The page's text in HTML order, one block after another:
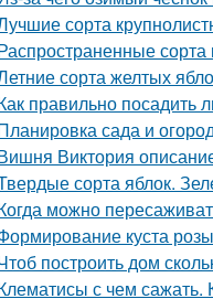
сорта
сорта
сорта желтых
правильно посадить
сада и
Виктория
сорта яблок.
можно
куста розы
построить дом
с чем сажать.